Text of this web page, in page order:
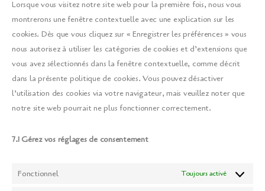
Lorsque vous visitez notre site web pour la première fois, nous vous
montrerons une fenêtre contextuelle avec une explication sur les
cookies. Dès que vous cliquez sur « Enregistrer les préférences » vous
nous autorisez à utiliser les catégories de cookies et d’extensions que
vous avez sélectionnés dans la fenêtre contextuelle, comme décrit
dans la présente politique de cookies. Vous pouvez désactiver
l’utilisation des cookies via votre navigateur, mais veuillez noter que
notre site web pourrait ne plus fonctionner correctement.
7.1 Gérez vos réglages de consentement
Fonctionnel Toujours activé